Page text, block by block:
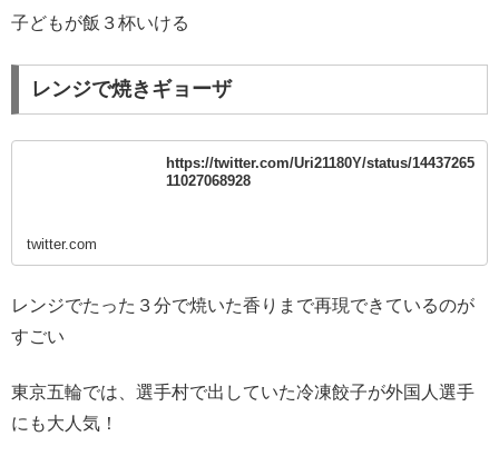
子どもが飯３杯いける
レンジで焼きギョーザ
https://twitter.com/Uri21180Y/status/14437265
11027068928
twitter.com
レンジでたった３分で焼いた香りまで再現できているのが
すごい
東京五輪では、選手村で出していた冷凍餃子が外国人選手
にも大人気！